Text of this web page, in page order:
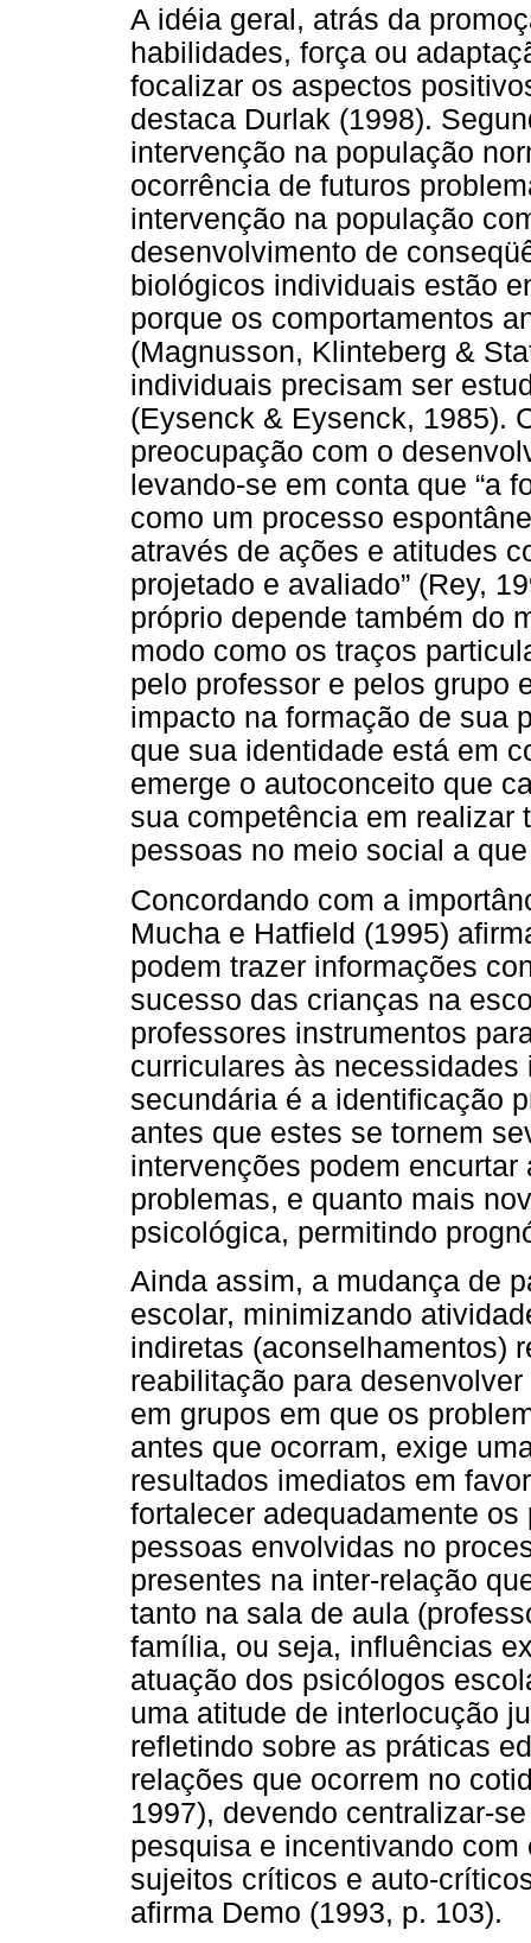
A idéia geral, atrás da
habilidades, força ou
focalizar os aspectos
destaca Durlak (1998).
intervenção na população
ocorrência de futuros
intervenção na população
desenvolvimento de
biológicos individuais estão
porque os comportamentos
(Magnusson, Klinteberg &
individuais precisam ser
(Eysenck & Eysenck, 1985).
preocupação com o
levando-se em conta que “a
como um processo
através de ações e atitudes
projetado e avaliado” (Rey,
próprio depende também do
modo como os traços
pelo professor e pelos grupo
impacto na formação de sua
que sua identidade está em
emerge o autoconceito que
sua competência em realizar
pessoas no meio social a
Concordando com a
Mucha e Hatfield (1995)
podem trazer informações
sucesso das crianças na
professores instrumentos
curriculares às
secundária é a identificação
antes que estes se tornem
intervenções podem
problemas, e quanto mais
psicológica, permitindo
Ainda assim, a mudança de
escolar, minimizando
indiretas (aconselhamentos)
reabilitação para
em grupos em que os
antes que ocorram, exige
resultados imediatos em
fortalecer adequadamente
pessoas envolvidas no
presentes na inter-relação
tanto na sala de aula
família, ou seja, influências
atuação dos psicólogos
uma atitude de interlocução
refletindo sobre as práticas
relações que ocorrem no
1997), devendo centralizar-
pesquisa e incentivando
sujeitos críticos e auto-
afirma Demo (1993, p. 103).